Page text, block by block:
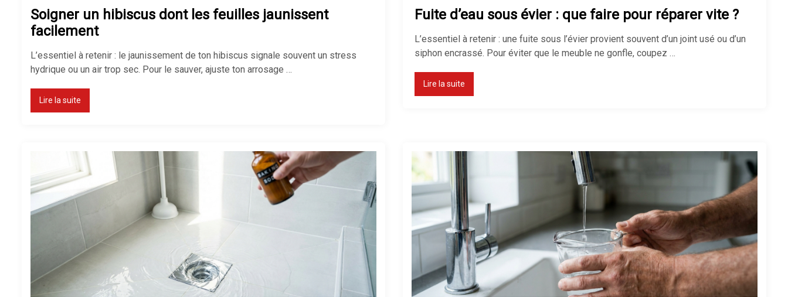
Chauffage électrique ou gaz : que
maison : le top des solutions
Pompe à chaleur : avantages et
inconvénients
Soigner un hibiscus dont les feuilles jaunissent
facilement
L’essentiel à retenir : le jaunissement de ton hibiscus signale souvent un stress
hydrique ou un air trop sec. Pour le sauver, ajuste ton arrosage …
Lire la suite
Fuite d’eau sous évier : que faire pour réparer vite ?
L’essentiel à retenir : une fuite sous l’évier provient souvent d’un joint usé ou d’un
siphon encrassé. Pour éviter que le meuble ne gonfle, coupez …
Lire la suite